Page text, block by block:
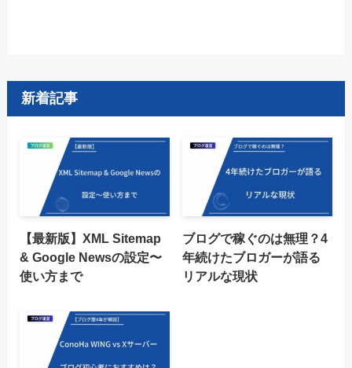
新着記事
【最新版】XML Sitemap
& Google Newsの設定〜
使い方まで
ブログで稼ぐのは無理？4
年続けたブロガーが語る
リアルな現状